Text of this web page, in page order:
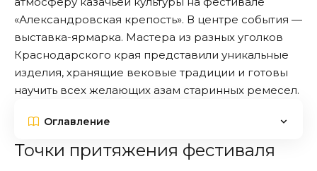
«Александровская крепость». В центре события —
выставка-ярмарка. Мастера из разных уголков
Краснодарского края представили уникальные
изделия, хранящие вековые традиции и готовы
научить всех желающих азам старинных ремесел.
Оглавление
Точки притяжения фестиваля